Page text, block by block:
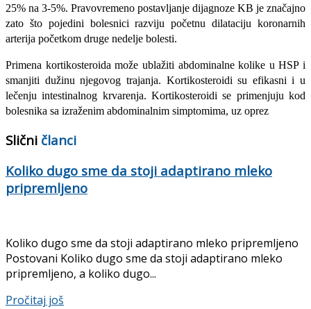
25% na 3-5%. Pravovremeno postavljanje dijagnoze KB je značajno
zato što pojedini bolesnici razviju početnu dilataciju koronarnih
arterija početkom druge nedelje bolesti.
Primena kortikosteroida može ublažiti abdominalne kolike u HSP i
smanjiti dužinu njegovog trajanja. Kortikosteroidi su efikasni i u
lečenju intestinalnog krvarenja. Kortikosteroidi se primenjuju kod
bolesnika sa izraženim abdominalnim simptomima, uz oprez
Slični članci
Koliko dugo sme da stoji adaptirano mleko
pripremljeno
Koliko dugo sme da stoji adaptirano mleko pripremljeno
Postovani Koliko dugo sme da stoji adaptirano mleko
pripremljeno, a koliko dugo...
Pročitaj još